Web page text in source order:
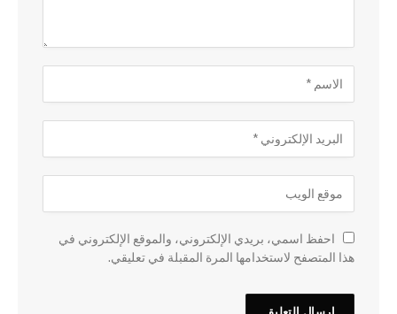
احفظ اسمي، بريدي الإلكتروني، والموقع الإلكتروني في
هذا المتصفح لاستخدامها المرة المقبلة في تعليقي.